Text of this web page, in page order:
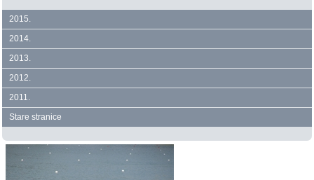
2015.
2014.
2013.
2012.
2011.
Stare stranice